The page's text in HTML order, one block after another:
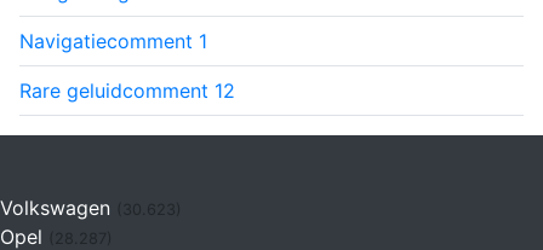
Navigatiecomment 1
Rare geluidcomment 12
Volkswagen (30.623)
Opel